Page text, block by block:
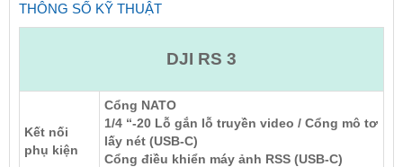
THÔNG SỐ KỸ THUẬT
DJI RS 3
Kết nối
phụ kiện
Cổng NATO
1/4 “-20 Lỗ gắn lỗ truyền video / Cổng mô tơ
lấy nét (USB-C)
Cổng điều khiển máy ảnh RSS (USB-C)